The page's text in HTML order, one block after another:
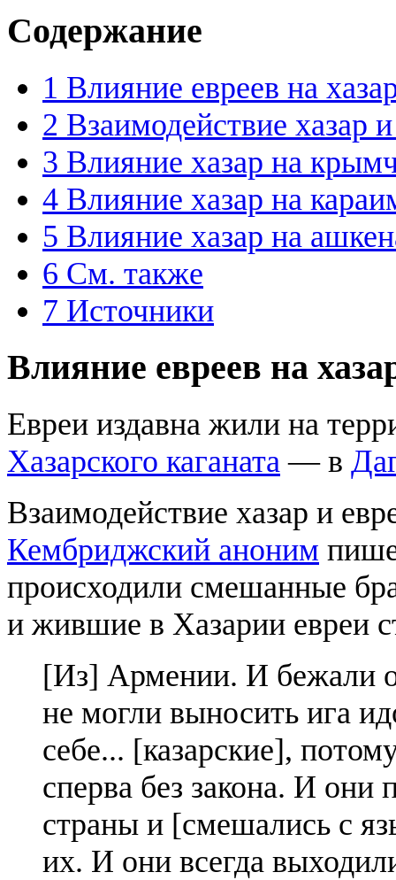
Содержание
1 Влияние евреев на
2 Взаимодействие хазар
3 Влияние хазар на
4 Влияние хазар на
5 Влияние хазар на
6 См. также
7 Источники
Влияние евреев на
Евреи издавна жили на
Хазарского каганата — в
Взаимодействие хазар и
Кембриджский аноним
происходили смешанные
и жившие в Хазарии евреи
[Из] Армении. И бежали
не могли выносить ига
себе... [казарские],
сперва без закона. И
страны и [смешались с
их. И они всегда